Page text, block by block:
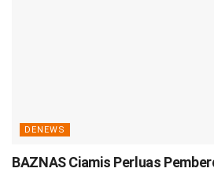
DENEWS
BAZNAS Ciamis Perluas